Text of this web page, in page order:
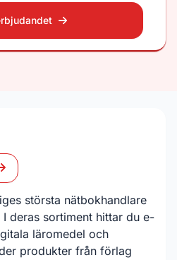
största nätbokhandlare
deras sortiment hittar du e-
läromedel och
produkter från förlag